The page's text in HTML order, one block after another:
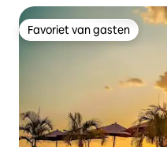
Favoriet van gasten
Favoriet van gasten